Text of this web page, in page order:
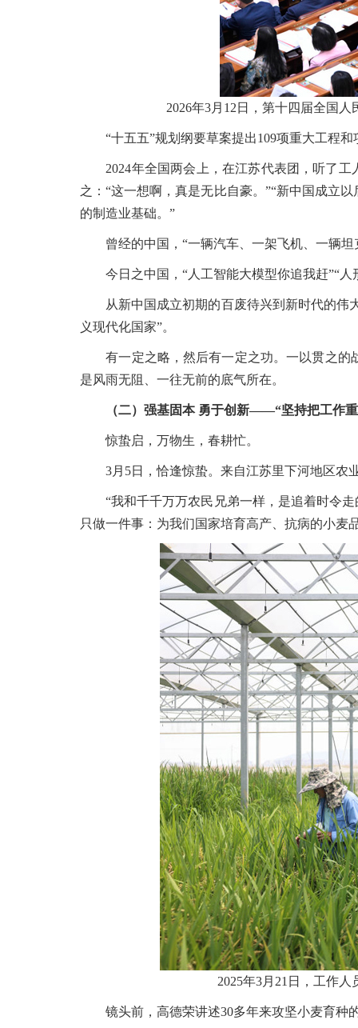
2026年3月12日，第十四届全国
“十五五”规划纲要草案提出109项重大工程和
2024年全国两会上，在江苏代表团，听了工
之：“这一想啊，真是无比自豪。”“新中国成立
的制造业基础。”
曾经的中国，“一辆汽车、一架飞机、一辆坦
今日之中国，“人工智能大模型你追我赶”“人
从新中国成立初期的百废待兴到新时代的伟大
义现代化国家”。
有一定之略，然后有一定之功。一以贯之的
是风雨无阻、一往无前的底气所在。
（二）强基固本 勇于创新——“坚持把工作
惊蛰启，万物生，春耕忙。
3月5日，恰逢惊蛰。来自江苏里下河地区农业
“我和千千万万农民兄弟一样，是追着时令走
只做一件事：为我们国家培育高产、抗病的小麦
2025年3月21日，工作
镜头前，高德荣讲述30多年来攻坚小麦育种